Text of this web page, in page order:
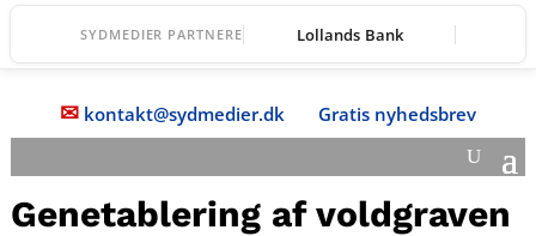
SYDMEDIER PARTNERE Lollands Bank
✉ kontakt@sydmedier.dk Gratis nyhedsbrev
Genetablering af voldgraven